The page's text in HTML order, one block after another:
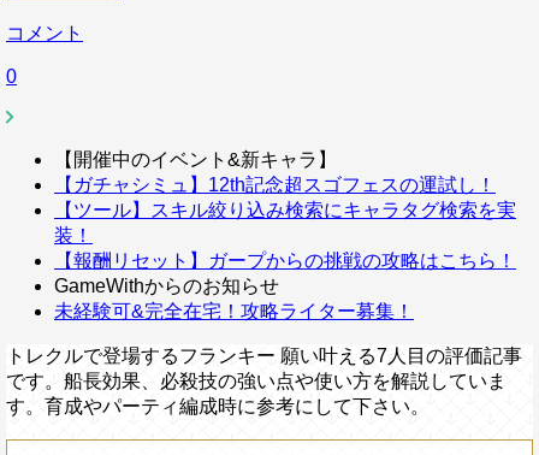
コメント
0
【開催中のイベント&新キャラ】
【ガチャシミュ】12th記念超スゴフェスの運試し！
【ツール】スキル絞り込み検索にキャラタグ検索を実
装！
【報酬リセット】ガープからの挑戦の攻略はこちら！
GameWithからのお知らせ
未経験可&完全在宅！攻略ライター募集！
トレクルで登場するフランキー 願い叶える7人目の評価記事
です。船長効果、必殺技の強い点や使い方を解説していま
す。育成やパーティ編成時に参考にして下さい。